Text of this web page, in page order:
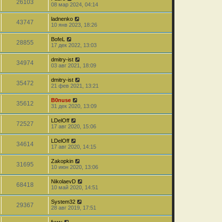
26103
08 мар 2024, 04:14
43747
ladnenko
10 янв 2023, 18:26
28855
BofeL
17 дек 2022, 13:03
34974
dmitry-ist
03 авг 2021, 18:09
35472
dmitry-ist
21 фев 2021, 13:21
35612
B0nuse
31 дек 2020, 13:09
72527
LDelOff
17 авг 2020, 15:06
34614
LDelOff
17 авг 2020, 14:15
31695
Zakopkin
10 июн 2020, 13:06
68418
NikolaevD
10 май 2020, 14:51
29367
System32
28 авг 2019, 17:51